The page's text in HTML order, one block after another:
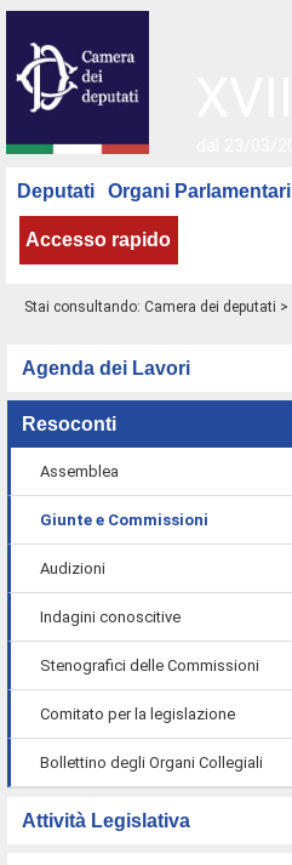
Deputati Organi Parlamentari
Accesso rapido
Stai consultando: Camera dei deputati >
Agenda dei Lavori
Resoconti
Assemblea
Giunte e Commissioni
Audizioni
Indagini conoscitive
Stenografici delle Commissioni
Comitato per la legislazione
Bollettino degli Organi Collegiali
Attività Legislativa